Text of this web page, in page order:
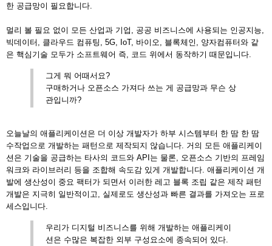
한 공급망이 필요합니다.
멀리 볼 필요 없이 모든 산업과 기업, 공공 비즈니스에 사용되는 인공지능,
빅데이터, 클라우드 컴퓨팅, 5G, IoT, 바이오, 블록체인, 양자컴퓨터와 같
은 핵심기술 모두가 소프트웨어 즉, 코드 위에서 동작하기 때문입니다.
그게 뭐 어때서요?
구매하거나 오픈소스 가져다 쓰는 게 공급망과 무슨 상
관입니까?
오늘날의 애플리케이션은 더 이상 개발자가 하부 시스템부터 한 땀 한 땀
수작업으로 개발하는 패턴으로 제작되지 않습니다. 거의 모든 애플리케이
션은 기술을 공급하는 타사의 코드와 API는 물론, 오픈소스 기반의 프레임
워크와 라이브러리 등을 조합해 속도감 있게 개발합니다. 애플리케이션 개
발에 생산성이 중요 팩터가 되면서 이러한 레고 블록 조립 같은 제작 패턴
개발은 지극히 일반적이고, 실제로도 생산성과 빠른 결과를 가져오는 프로
세스입니다.
우리가 디지털 비즈니스를 위해 개발하는 애플리케이
션은 수많은 복잡한 외부 구성요소에 종속되어 있다.